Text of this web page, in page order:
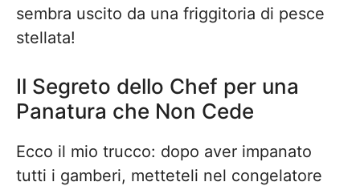
sembra uscito da una friggitoria di pesce
stellata!
Il Segreto dello Chef per una
Panatura che Non Cede
Ecco il mio trucco: dopo aver impanato
tutti i gamberi, metteteli nel congelatore